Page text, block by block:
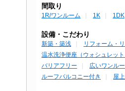
間取り
1R/ワンルーム 1K 1DK
設備・こだわり
新築・築浅 リフォーム・
温水洗浄便座（ウォシュレット
バリアフリー
広いワンル
ルーフバルコニー付き
屋